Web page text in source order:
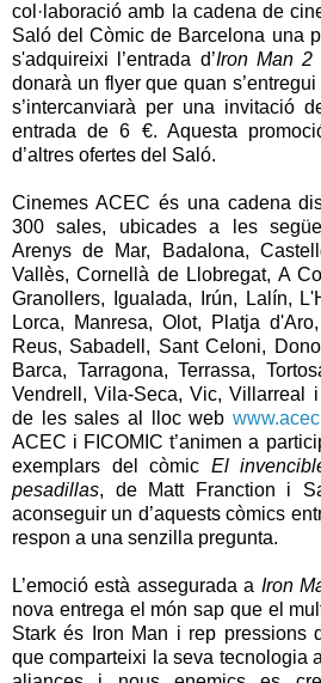
col·laboració amb la cadena de
Saló del Còmic de Barcelona una
s'adquireixi l’entrada d’Iron Man 2
donarà un flyer que quan
s’intercanviarà per una invitació
entrada de 6 €. Aquesta
d’altres ofertes del Saló.
Cinemes ACEC és una cadena
300 sales, ubicades a les
Arenys de Mar, Badalona,
Vallès, Cornellà de Llobregat, A
Granollers, Igualada, Irún, Lalín,
Lorca, Manresa, Olot, Platja
Reus, Sabadell, Sant Celoni,
Barca, Tarragona, Terrassa,
Vendrell, Vila-Seca, Vic, Villarreal
de les sales al lloc web
ACEC i FICOMIC t’animen a
exemplars del còmic El
pesadillas, de Matt Franction i
aconseguir un d’aquests còmics
respon a una senzilla pregunta.
L’emoció està assegurada a Iron
nova entrega el món sap que el
Stark és Iron Man i rep pressions
que comparteixi la seva tecnologia